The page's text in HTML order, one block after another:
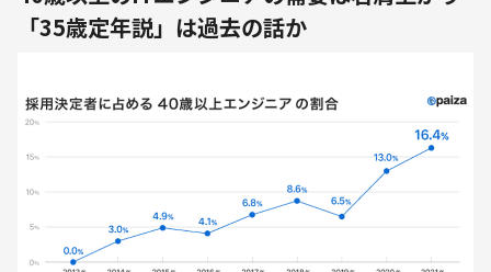
「35歳定年説」は過去の話か